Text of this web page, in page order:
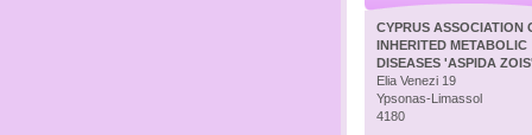
CYPRUS ASSOCIATION
INHERITED METABOLIC
DISEASES 'ASPIDA ZOIS'
Elia Venezi 19
Ypsonas-Limassol
4180